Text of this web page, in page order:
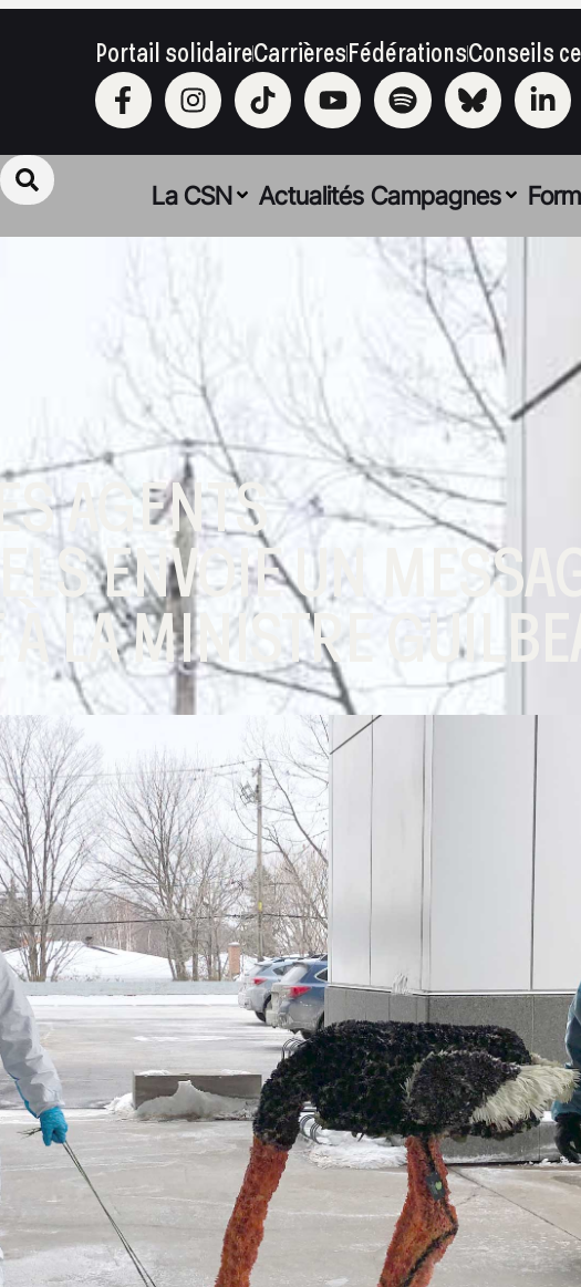
Portail solidaireCarrièresFédérationsConseils
La CSN Actualités Campagnes
AGENTS
ENVOIE UN
LA MINISTRE